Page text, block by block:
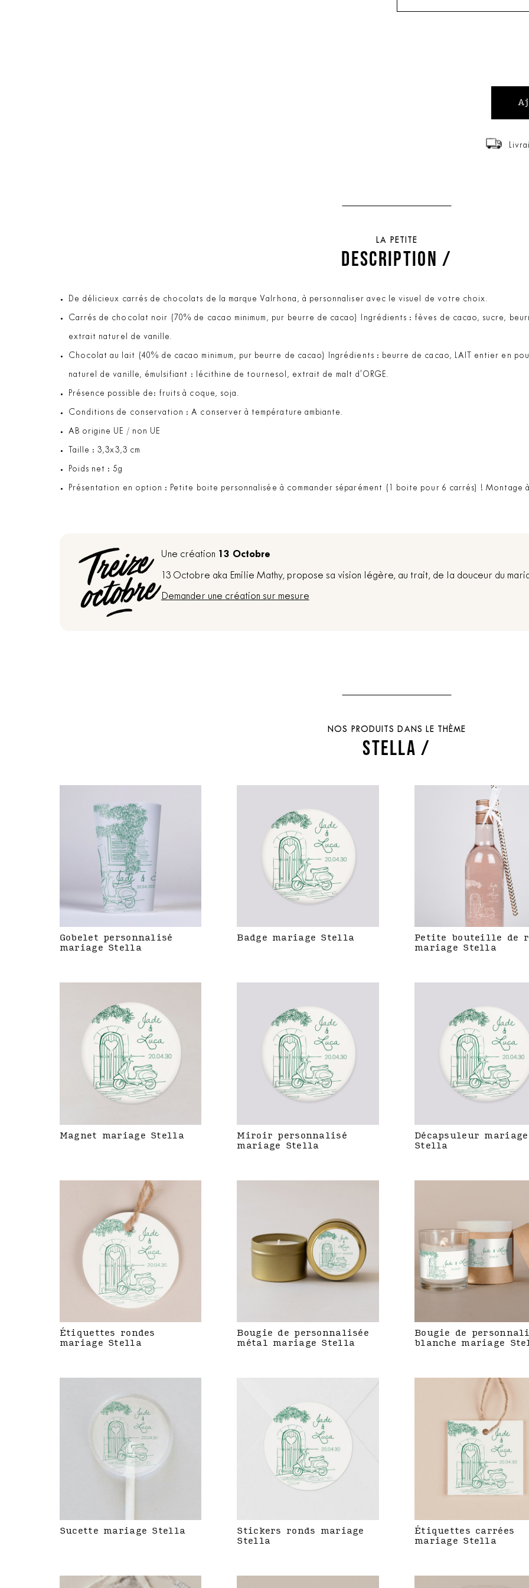
LA PETITE
DESCRIPTION /
De délicieux carrés de chocolats de la marque Valrhona, à personnaliser avec le visuel de votre choix.
Carrés de chocolat noir (70% de cacao minimum, pur beurre de cacao) Ingrédients : fèves de cacao, sucre,
extrait naturel de vanille.
Chocolat au lait (40% de cacao minimum, pur beurre de cacao) Ingrédients : beurre de cacao, LAIT entier en
naturel de vanille, émulsifiant : lécithine de tournesol, extrait de malt d'ORGE.
Présence possible de: fruits à coque, soja.
Conditions de conservation : A conserver à température ambiante.
AB origine UE / non UE
Taille : 3,3x3,3 cm
Poids net : 5g
Présentation en option : Petite boite personnalisée à commander séparément (1 boite pour 6 carrés) ! Montage
Une création 13 Octobre
13 Octobre aka Emilie Mathy, propose sa vision légère, au trait, de la douceur du
Demander une création sur mesure
NOS PRODUITS DANS LE THÈME
STELLA /
Gobelet personnalisé
mariage Stella
Badge mariage Stella
Petite bouteille de
mariage Stella
Magnet mariage Stella
Miroir personnalisé
mariage Stella
Décapsuleur mariage
Stella
Étiquettes rondes
mariage Stella
Bougie de personnalisée
métal mariage Stella
Bougie de
blanche mariage
Sucette mariage Stella
Stickers ronds mariage
Stella
Étiquettes carrées
mariage Stella